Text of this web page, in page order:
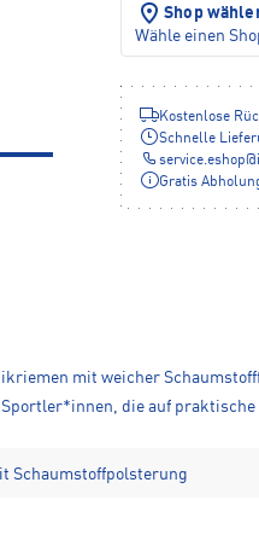
Shop
Wähle einen
Kostenlose
Schnelle
service.eshop@
Gratis
mit weicher
die auf praktische
Schaumstoffpolsterung